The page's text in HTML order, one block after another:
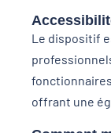
Le dispositif
offrant une